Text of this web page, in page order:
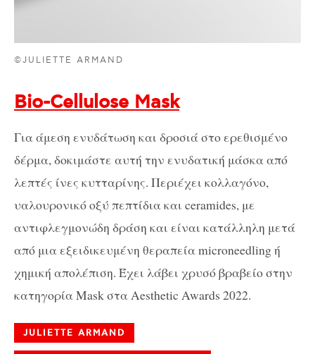
©JULIETTE ARMAND
Bio-Cellulose Mask
Για άμεση ενυδάτωση και δροσιά στο ερεθισμένο
δέρμα, δοκιμάστε αυτή την ενυδατική μάσκα από
λεπτές ίνες κυτταρίνης. Περιέχει κολλαγόνο,
υαλουρονικό οξύ πεπτίδια και ceramides, με
αντιφλεγμονώδη δράση και είναι κατάλληλη μετά
από μια εξειδικευμένη θεραπεία microneedling ή
χημική απολέπιση. Έχει λάβει χρυσό βραβείο στην
κατηγορία Mask στα Aesthetic Awards 2022.
JULIETTE ARMAND